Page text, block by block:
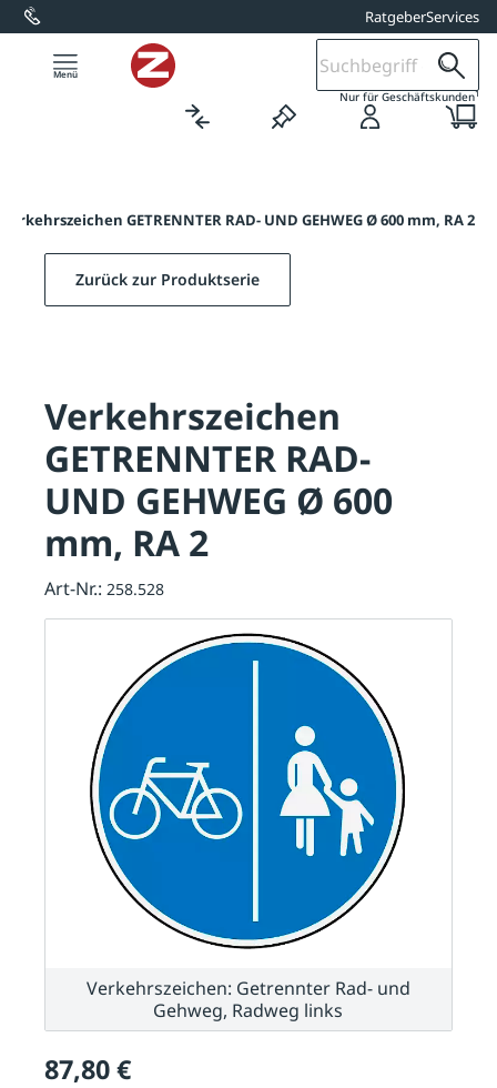
springen RatgeberServices
Nur für Geschäftskunden1
Verkehrszeichen GETRENNTER RAD- UND GEHWEG Ø 600 mm, RA 2
87,80 €
Zurück zur Produktserie
Verkehrszeichen
GETRENNTER RAD-
UND GEHWEG Ø 600
mm, RA 2
Art-Nr.: 258.528
Verkehrszeichen: Getrennter Rad- und
Gehweg, Radweg links